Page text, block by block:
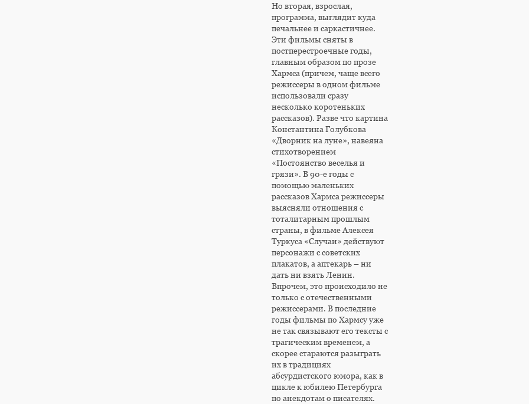
Но вторая, взрослая,
программа, выглядит куда
печальнее и саркастичнее.
Эти фильмы сняты в
постперестроечные годы,
главным образом по прозе
Хармса (причем, чаще всего
режиссеры в одном фильме
использовали сразу
несколько коротеньких
рассказов). Разве что картина
Константина Голубкова
«Дворник на луне», навеяна
стихотворением
«Постоянство веселья и
грязи». В 90-е годы с
помощью маленьких
рассказов Хармса режиссеры
выясняли отношения с
тоталитарным прошлым
страны, в фильме Алексея
Туркуса «Случаи» действуют
персонажи с советских
плакатов, а аптекарь – ни
дать ни взять Ленин.
Впрочем, это происходило не
только с отечественными
режиссерами. В последние
годы фильмы по Хармсу уже
не так связывают его тексты с
трагическим временем, а
скорее стараются разыграть
их в традициях
абсурдистского юмора, как в
цикле к юбилею Петербурга
по анекдотам о писателях.